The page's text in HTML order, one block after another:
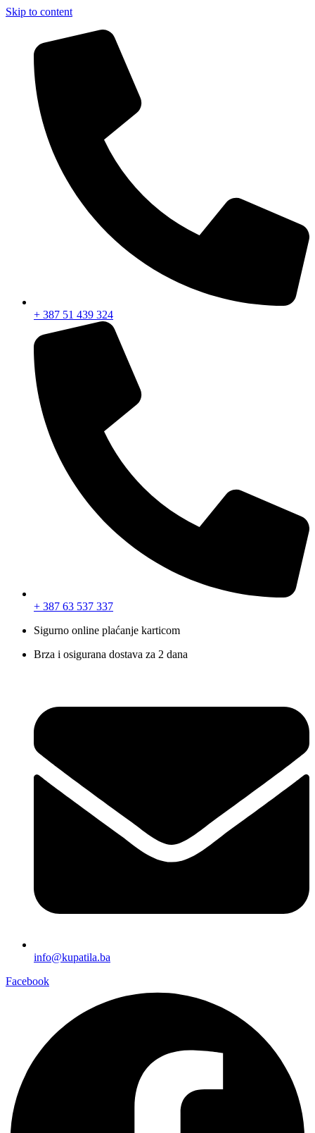
Skip to content
+ 387 51 439 324
+ 387 63 537 337
Sigurno online plaćanje karticom
Brza i osigurana dostava za 2 dana
info@kupatila.ba
Facebook